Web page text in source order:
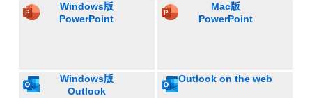
Windows版
PowerPoint
Mac版
PowerPoint
Windows版
Outlook
Outlook on the web